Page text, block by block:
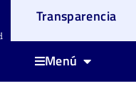
Transparencia
Menú